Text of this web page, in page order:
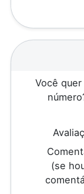
Você
(se